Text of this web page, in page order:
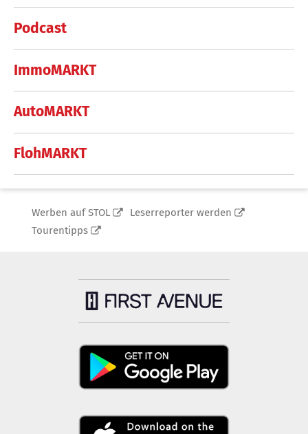
Podcast
ImmoMARKT
AutoMARKT
FlohMARKT
Werben auf STOL
Leserreporter werden
Tourentipps